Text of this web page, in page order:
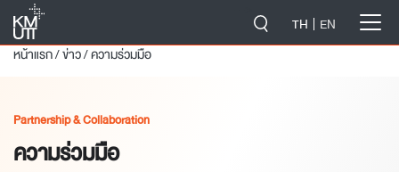
TH
EN
หน้าแรก/ข่าว/ความร่วมมือ
Partnership & Collaboration
ความร่วมมือ